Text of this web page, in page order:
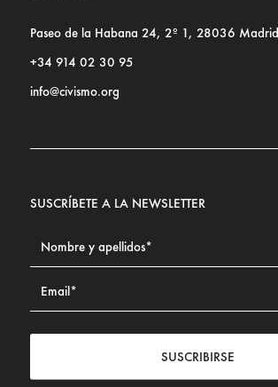
Paseo de la Habana 24, 2º 1, 28036
+34 914 02 30 95
info@civismo.org
SUSCRÍBETE A LA NEWSLETTER
SUSCRIBIRSE